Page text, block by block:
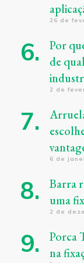
26 de
Por
de
2 de
6 de
Barra
uma
2 de
Porca
na